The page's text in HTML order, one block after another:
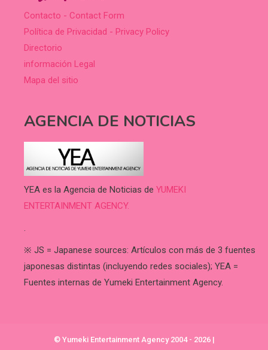
Contacto - Contact Form
Política de Privacidad - Privacy Policy
Directorio
información Legal
Mapa del sitio
AGENCIA DE NOTICIAS
YEA es la Agencia de Noticias de YUMEKI
ENTERTAINMENT AGENCY.
.
※ JS = Japanese sources: Artículos con más de 3 fuentes
japonesas distintas (incluyendo redes sociales); YEA =
Fuentes internas de Yumeki Entertainment Agency.
© Yumeki Entertainment Agency 2004 - 2026 |